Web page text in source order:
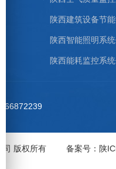
陕西智能照明系
陕西能耗监控系
司 版权所有 备案号： 陕